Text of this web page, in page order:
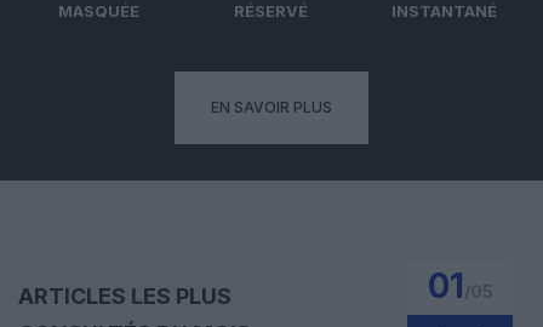
MASQUÉE
RÉSERVÉ
INSTANTANÉ
EN SAVOIR PLUS
ARTICLES LES PLUS
01